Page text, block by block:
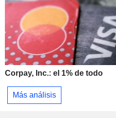
Corpay, Inc.: el 1% de todo
Más análisis